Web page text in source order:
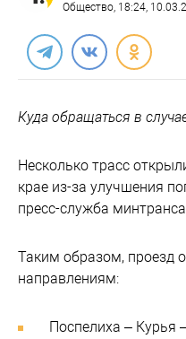
Общество, 18:24,
Куда обращаться в
Несколько трасс
крае из-за улучшения
пресс-служба
Таким образом, проезд
направлениям:
Поспелиха – Курья